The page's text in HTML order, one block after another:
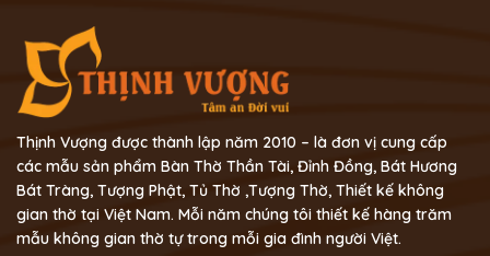
Thịnh Vượng được thành lập năm 2010 – là đơn vị cung cấp
các mẫu sản phẩm Bàn Thờ Thần Tài, Đỉnh Đồng, Bát Hương
Bát Tràng, Tượng Phật, Tủ Thờ ,Tượng Thờ, Thiết kế không
gian thờ tại Việt Nam. Mỗi năm chúng tôi thiết kế hàng trăm
mẫu không gian thờ tự trong mỗi gia đình người Việt.